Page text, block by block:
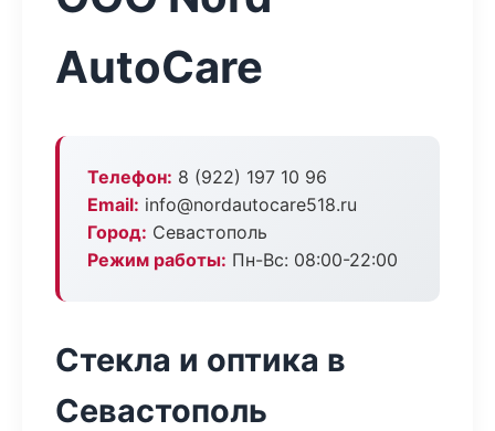
AutoCare
Телефон: 8 (922) 197 10 96
Email: info@nordautocare518.ru
Город: Севастополь
Режим работы: Пн-Вс: 08:00-22:00
Стекла и оптика в
Севастополь